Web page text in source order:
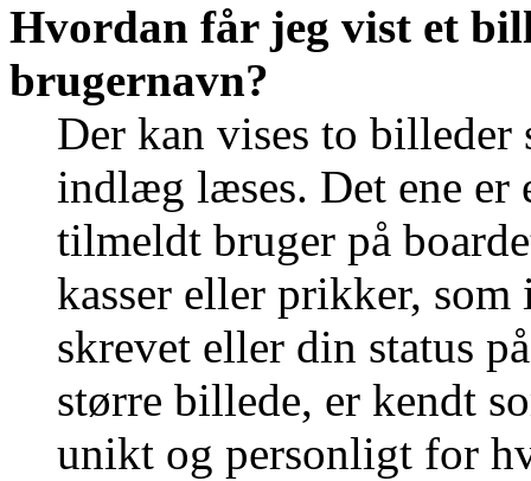
Hvordan får jeg vist et
brugernavn?
Der kan vises to billeder
indlæg læses. Det ene
tilmeldt bruger på
kasser eller prikker,
skrevet eller din status
større billede, er kendt
unikt og personligt for